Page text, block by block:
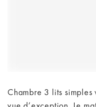
Chambre 3 lits simples